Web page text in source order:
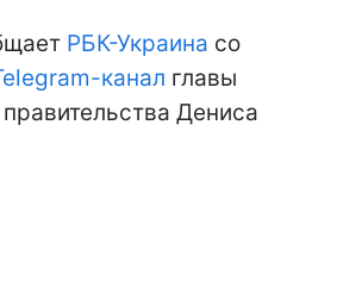
РБК-Украина со
канал главы
Дениса